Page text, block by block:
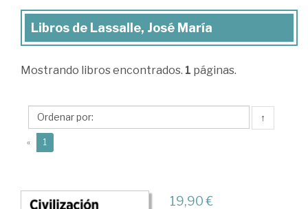
Libros
Lassalle,
María
Libros de Lassalle, José María
Mostrando libros encontrados. 1 páginas.
↑
« 1
19,90 €